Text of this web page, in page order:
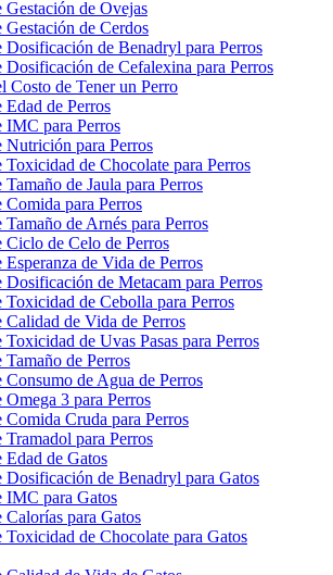
Gestación de Ovejas
Gestación de Cerdos
Dosificación de Benadryl para Perros
Dosificación de Cefalexina para Perros
Costo de Tener un Perro
Edad de Perros
IMC para Perros
Nutrición para Perros
Toxicidad de Chocolate para Perros
de Jaula para Perros
Comida para Perros
de Arnés para Perros
Ciclo de Celo de Perros
de Vida de Perros
Dosificación de Metacam para Perros
Toxicidad de Cebolla para Perros
Calidad de Vida de Perros
de Uvas Pasas para Perros
de Perros
Consumo de Agua de Perros
3 para Perros
Comida Cruda para Perros
Tramadol para Perros
Edad de Gatos
Dosificación de Benadryl para Gatos
IMC para Gatos
Calorías para Gatos
Toxicidad de Chocolate para Gatos